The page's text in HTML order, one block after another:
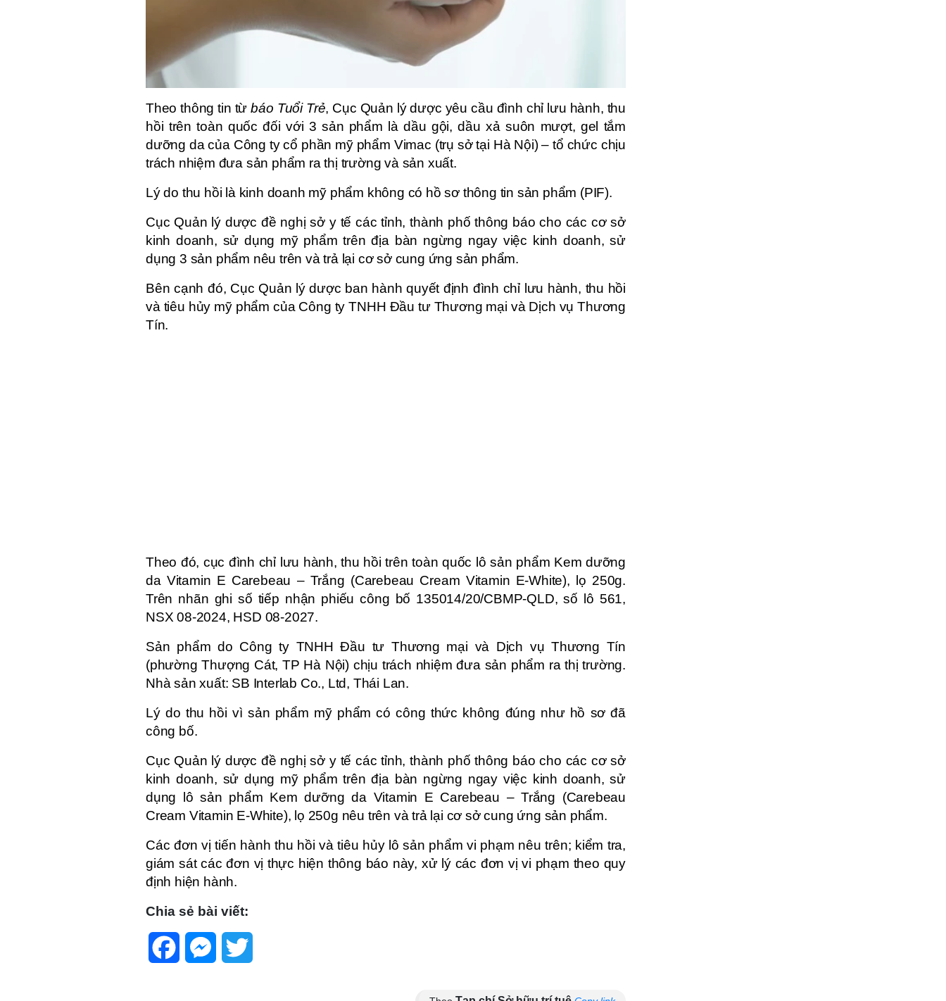
Theo thông tin từ báo Tuổi Trẻ, Cục Quản lý dược yêu cầu đình chỉ lưu hành, thu
hồi trên toàn quốc đối với 3 sản phẩm là dầu gội, dầu xả suôn mượt, gel tắm
dưỡng da của Công ty cổ phần mỹ phẩm Vimac (trụ sở tại Hà Nội) – tổ chức chịu
trách nhiệm đưa sản phẩm ra thị trường và sản xuất.
Lý do thu hồi là kinh doanh mỹ phẩm không có hồ sơ thông tin sản phẩm (PIF).
Cục Quản lý dược đề nghị sở y tế các tỉnh, thành phố thông báo cho các cơ sở
kinh doanh, sử dụng mỹ phẩm trên địa bàn ngừng ngay việc kinh doanh, sử
dụng 3 sản phẩm nêu trên và trả lại cơ sở cung ứng sản phẩm.
Bên cạnh đó, Cục Quản lý dược ban hành quyết định đình chỉ lưu hành, thu hồi
và tiêu hủy mỹ phẩm của Công ty TNHH Đầu tư Thương mại và Dịch vụ Thương
Tín.
Theo đó, cục đình chỉ lưu hành, thu hồi trên toàn quốc lô sản phẩm Kem dưỡng
da Vitamin E Carebeau – Trắng (Carebeau Cream Vitamin E-White), lọ 250g.
Trên nhãn ghi số tiếp nhận phiếu công bố 135014/20/CBMP-QLD, số lô 561,
NSX 08-2024, HSD 08-2027.
Sản phẩm do Công ty TNHH Đầu tư Thương mại và Dịch vụ Thương Tín
(phường Thượng Cát, TP Hà Nội) chịu trách nhiệm đưa sản phẩm ra thị trường.
Nhà sản xuất: SB Interlab Co., Ltd, Thái Lan.
Lý do thu hồi vì sản phẩm mỹ phẩm có công thức không đúng như hồ sơ đã
công bố.
Cục Quản lý dược đề nghị sở y tế các tỉnh, thành phố thông báo cho các cơ sở
kinh doanh, sử dụng mỹ phẩm trên địa bàn ngừng ngay việc kinh doanh, sử
dụng lô sản phẩm Kem dưỡng da Vitamin E Carebeau – Trắng (Carebeau
Cream Vitamin E-White), lọ 250g nêu trên và trả lại cơ sở cung ứng sản phẩm.
Các đơn vị tiến hành thu hồi và tiêu hủy lô sản phẩm vi phạm nêu trên; kiểm tra,
giám sát các đơn vị thực hiện thông báo này, xử lý các đơn vị vi phạm theo quy
định hiện hành.
Chia sẻ bài viết:
FacebookMessenger